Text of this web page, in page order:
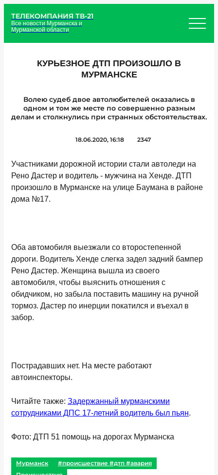
ТЕЛЕКОМПАНИЯ ТВ-21
Все новости Мурманска и
Мурманской области
КУРЬЕЗНОЕ ДТП ПРОИЗОШЛО В
МУРМАНСКЕ
Волею судеб двое автолюбителей оказались в
одном и том же месте по совершенно разным
делам и столкнулись при странных обстоятельствах.
18.06.2020, 16:18 2347
Участниками дорожной истории стали автоледи на
Рено Дастер и водитель - мужчина на Хенде. ДТП
произошло в Мурманске на улице Баумана в районе
дома №17.
Оба автомобиля выезжали со второстепенной
дороги. Водитель Хенде слегка задел задний бампер
Рено Дастер. Женщина вышла из своего
автомобиля, чтобы выяснить отношения с
обидчиком, но забыла поставить машину на ручной
тормоз. Дастер по инерции покатился и въехал в
забор.
Пострадавших нет. На месте работают
автоинспекторы.
Читайте также: Задержанный мурманскими
сотрудниками ДПС 17-летний водитель был пьян.
Фото: ДТП 51 помощь на дорогах Мурманска
Мурманск
#происшествие #дтп #авария